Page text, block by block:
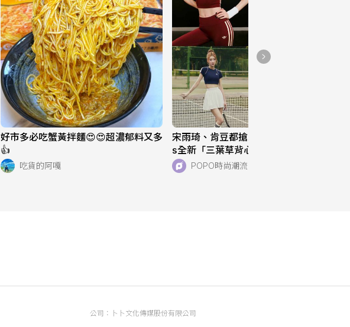
好市多必吃蟹黃拌麵😍😍超濃郁料又多
👍
吃貨的阿嘎
宋雨琦、肯豆都搶穿！adidas Original
s全新「三葉草背心、運動褲」美到想
天天穿！直接當日常穿也超適合！
POPO時尚潮流
公司：卜卜文化傳媒股份有限公司